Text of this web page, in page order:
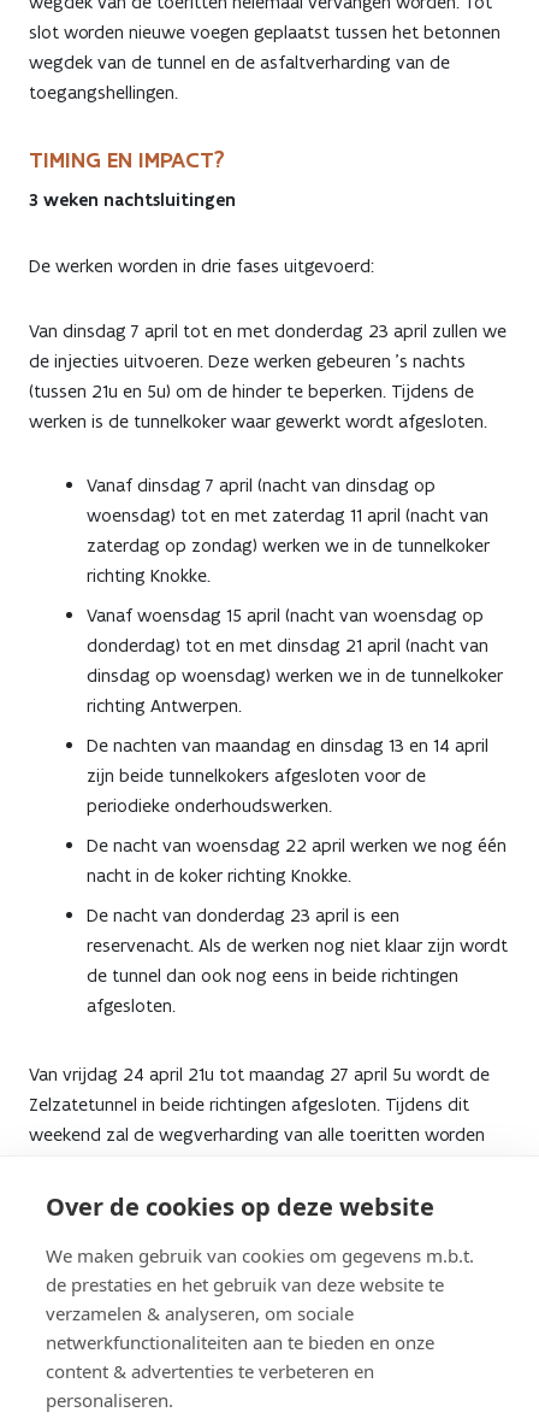
Over de cookies op deze website
We maken gebruik van cookies om gegevens m.b.t.
de prestaties en het gebruik van deze website te
verzamelen & analyseren, om sociale
netwerkfunctionaliteiten aan te bieden en onze
content & advertenties te verbeteren en
personaliseren.
slot worden nieuwe voegen geplaatst tussen het betonnen
wegdek van de tunnel en de asfaltverharding van de
toegangshellingen.
TIMING EN IMPACT?
3 weken nachtsluitingen
De werken worden in drie fases uitgevoerd:
Van dinsdag 7 april tot en met donderdag 23 april zullen we
de injecties uitvoeren. Deze werken gebeuren ’s nachts
(tussen 21u en 5u) om de hinder te beperken. Tijdens de
werken is de tunnelkoker waar gewerkt wordt afgesloten.
Vanaf dinsdag 7 april (nacht van dinsdag op
woensdag) tot en met zaterdag 11 april (nacht van
zaterdag op zondag) werken we in de tunnelkoker
richting Knokke.
Vanaf woensdag 15 april (nacht van woensdag op
donderdag) tot en met dinsdag 21 april (nacht van
dinsdag op woensdag) werken we in de tunnelkoker
richting Antwerpen.
De nachten van maandag en dinsdag 13 en 14 april
zijn beide tunnelkokers afgesloten voor de
periodieke onderhoudswerken.
De nacht van woensdag 22 april werken we nog één
nacht in de koker richting Knokke.
De nacht van donderdag 23 april is een
reservenacht. Als de werken nog niet klaar zijn wordt
de tunnel dan ook nog eens in beide richtingen
afgesloten.
Van vrijdag 24 april 21u tot maandag 27 april 5u wordt de
Zelzatetunnel in beide richtingen afgesloten. Tijdens dit
weekend zal de wegverharding van alle toeritten worden
Zelzatetunnel in beide richtingen afgesloten om de
compoundvoegen te vervangen.
Verkeer omgeleid